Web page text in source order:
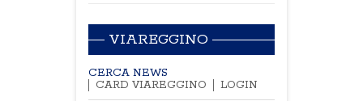
VIAREGGINO
CERCA NEWS
CARD VIAREGGINO
LOGIN